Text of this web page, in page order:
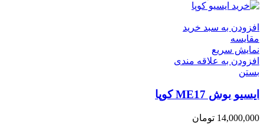
افزودن به سبد خرید
مقایسه
نمایش سریع
افزودن به علاقه مندی
بستن
ایسیو بوش ME17 کوپا
14,000,000 تومان